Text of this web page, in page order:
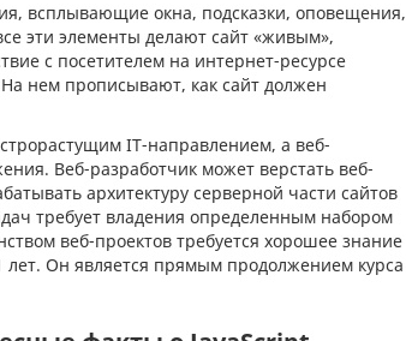
всплывающие окна, подсказки, оповещения,
эти элементы делают сайт «живым»,
с посетителем на интернет-ресурсе
нем прописывают, как сайт должен
IT-направлением, а веб-
Веб-разработчик может верстать веб-
архитектуру серверной части сайтов
требует владения определенным набором
веб-проектов требуется хорошее знание
лет. Он является прямым продолжением курса